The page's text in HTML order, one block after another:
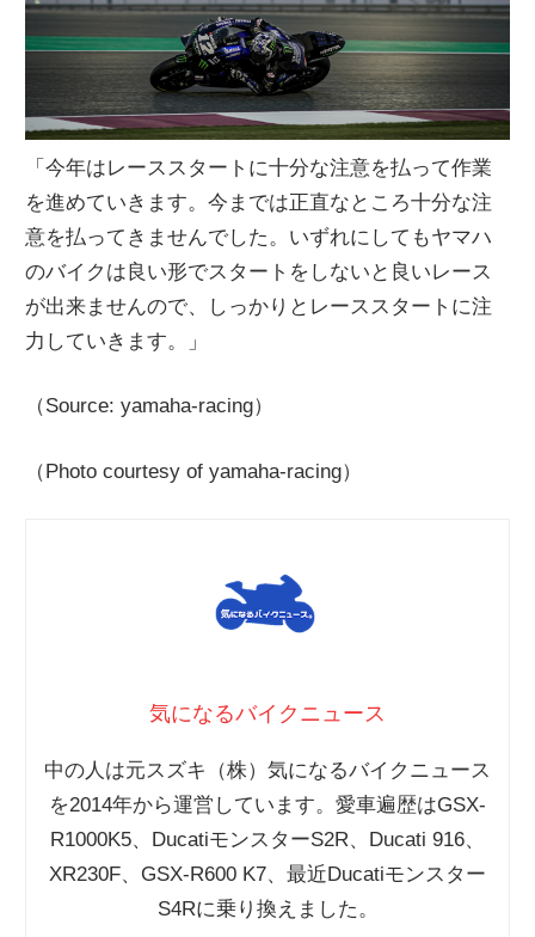
「今年はレーススタートに十分な注意を払って作業
を進めていきます。今までは正直なところ十分な注
意を払ってきませんでした。いずれにしてもヤマハ
のバイクは良い形でスタートをしないと良いレース
が出来ませんので、しっかりとレーススタートに注
力していきます。」
（Source: yamaha-racing）
（Photo courtesy of yamaha-racing）
気になるバイクニュース
中の人は元スズキ（株）気になるバイクニュース
を2014年から運営しています。愛車遍歴はGSX-
R1000K5、DucatiモンスターS2R、Ducati 916、
XR230F、GSX-R600 K7、最近Ducatiモンスター
S4Rに乗り換えました。